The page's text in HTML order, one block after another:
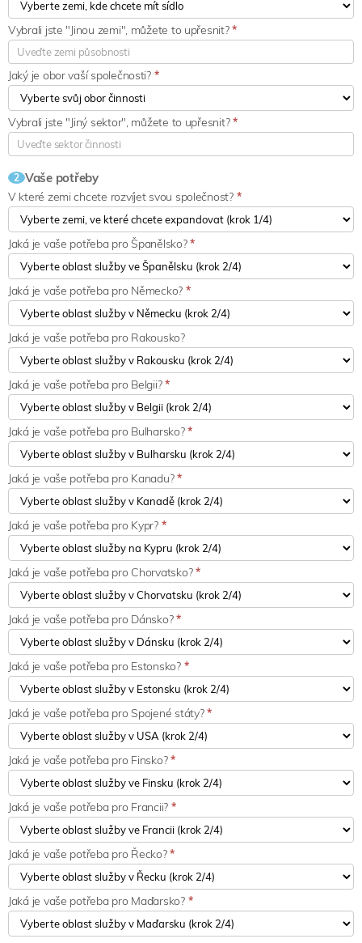
Jaký je obor vaší společnosti? *
Vybrali jste "Jinou zemi", můžete to upřesnit?*
Vybrali jste "Jiný sektor", můžete to upřesnit?*
2 Vaše potřeby
V které zemi chcete rozvíjet svou společnost? *
Jaká je vaše potřeba pro Španělsko?*
Jaká je vaše potřeba pro Německo? *
Jaká je vaše potřeba pro Rakousko?
Jaká je vaše potřeba pro Belgii?*
Jaká je vaše potřeba pro Bulharsko?*
Jaká je vaše potřeba pro Kanadu?*
Jaká je vaše potřeba pro Kypr? *
Jaká je vaše potřeba pro Chorvatsko?*
Jaká je vaše potřeba pro Dánsko?*
Jaká je vaše potřeba pro Estonsko? *
Jaká je vaše potřeba pro Spojené státy?*
Jaká je vaše potřeba pro Finsko?*
Jaká je vaše potřeba pro Francii? *
Jaká je vaše potřeba pro Řecko?*
Jaká je vaše potřeba pro Maďarsko? *